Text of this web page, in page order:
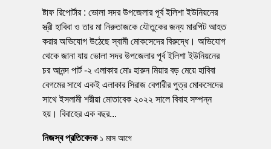
ষ্টাফ রিপোর্টার : ভোলা সদর উপজেলার পূর্ব ইলিশা ইউনিয়নের
স্ত্রী হাবিবা ও তার মা নিরুতাজকে যৌতুকের জন্য মারপিট আহত
করার অভিযোগ উঠেছে স্বামী মোকসেদের বিরুদ্ধে। অভিযোগ
থেকে জানা যায় ভোলা সদর উপজেলার পূর্ব ইলিশা ইউনিয়নের
চর আনন্দ পার্ট -২ এলাকার মোঃ হারুন মিয়ার বড় মেয়ে হাবিবা
বেগমের সাথে একই এলাকার সিরাজ বেপারীর পুত্র মোকসেদের
সাথে ইসলামী শরীয়া মোতাবেক ২০২২ সালে বিবাহ সম্পন্ন
হয়। বিবাহের এক বছর...
নিজস্ব প্রতিবেদক ১ মাস আগে